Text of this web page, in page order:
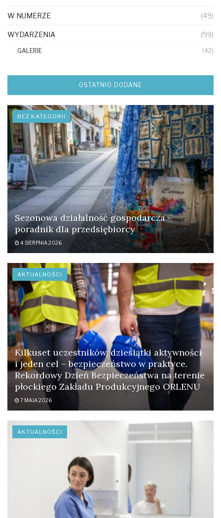
W NUMERZE (49)
WYDARZENIA (99)
GALERIE (42)
OSTATNIO DODANE
BEZ KATEGORII
Sezonowa działalność gospodarcza –
poradnik dla przedsiębiorcy
4 SIERPNIA 2026
AKTUALNOŚCI
Kilkuset uczestników, dziesiątki aktywności
i jeden cel – bezpieczeństwo w praktyce.
Rekordowy Dzień Bezpieczeństwa na terenie
płockiego Zakładu Produkcyjnego ORLENU
7 MAJA 2026
AKTUALNOŚCI